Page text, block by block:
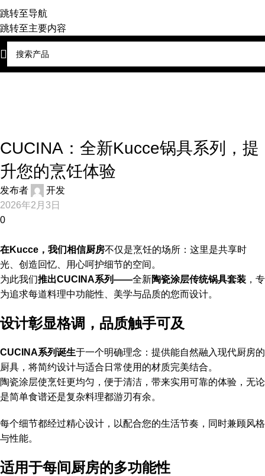
跳转至导航
跳转至主要内容
CUCINA：全新Kucce锅具系列，提
升您的烹饪体验
发布者
开发
2026年2月3日
0
在Kucce，我们相信厨房不仅是烹饪的场所：这里是共享时
光、创造回忆、用心呵护细节的空间。
为此我们推出CUCINA系列——全新陶瓷涂层传统锅具套装 ，专
为追求每道料理中功能性、美学与品质的您而设计。
设计彰显格调，品质触手可及
CUCINA系列诞生于一个明确理念：提供能自然融入现代厨房的
厨具，将简约设计与适合日常使用的材质完美结合。
陶瓷涂层使烹饪更均匀，便于清洁，带来实用可靠的体验，无论
是简单食谱还是复杂料理都游刃有余。
每个细节都经过精心设计，以配合您的生活节奏，同时兼顾风格
与性能。
适用于每间厨房的多功能性